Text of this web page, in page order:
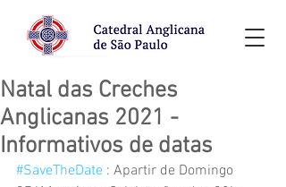
Natal das Creches
Anglicanas 2021 -
Informativos de datas
#SaveTheDate : Apartir de Domingo